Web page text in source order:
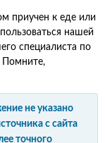
приучен к еде или
нашей
специалиста по
Помните,
не указано
с сайта
точного